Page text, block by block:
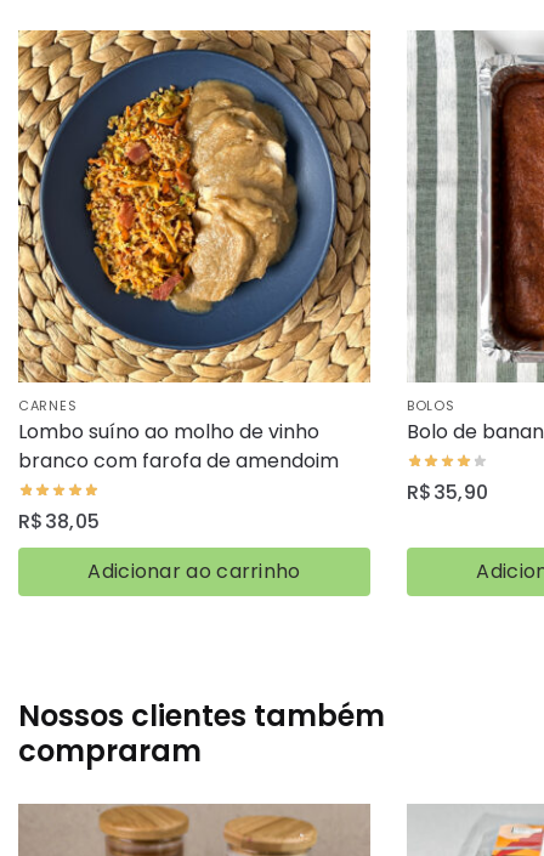
CARNES
Lombo suíno ao molho de vinho
branco com farofa de amendoim
R$38,05
Adicionar ao carrinho
BOLOS
Bolo de
R$35,90
Nossos clientes também
compraram